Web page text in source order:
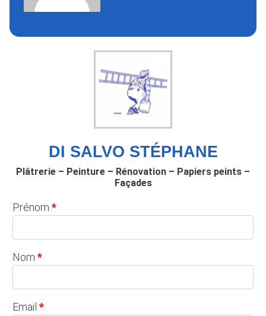
DI SALVO STÉPHANE
Plâtrerie – Peinture – Rénovation – Papiers peints –
Façades
Prénom
Nom
Email